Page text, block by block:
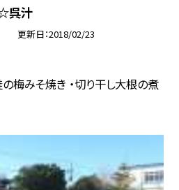
呉汁
更新日 2018/02/23
の梅みそ焼き ・切り干し大根の煮